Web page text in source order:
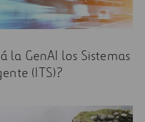
la GenAI los Sistemas
(ITS)?